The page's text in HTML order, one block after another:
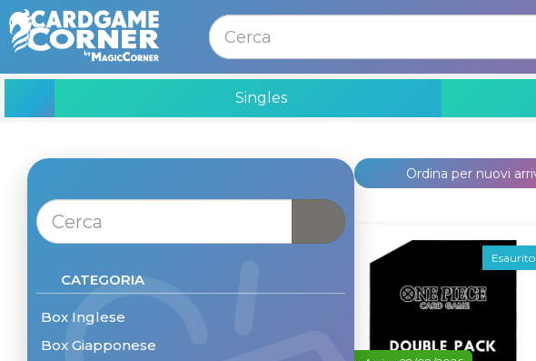
MENU
Singles
CATEGORIA
Box Inglese
Box Giapponese
Esaurito